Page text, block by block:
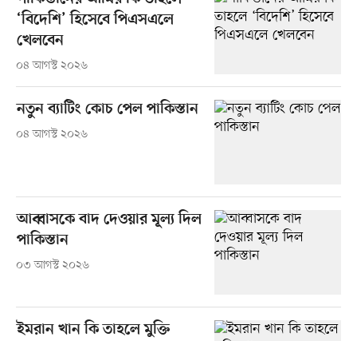
‘বিদেশি’ হিসেবে পিএসএলে
খেলবেন
০৪ আগস্ট ২০২৬
নতুন ব্যাটিং কোচ পেল পাকিস্তান
০৪ আগস্ট ২০২৬
আব্বাসকে বাদ দেওয়ার মূল্য দিল
পাকিস্তান
০৩ আগস্ট ২০২৬
ইমরান খান কি তাহলে মুক্তি